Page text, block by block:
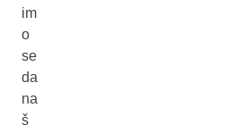
im
o
se
da
na
š